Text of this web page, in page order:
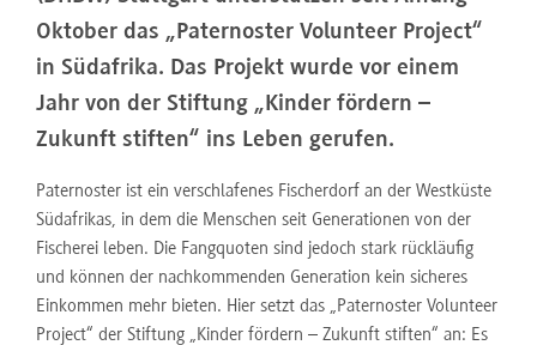
Oktober das „Paternoster Volunteer Project“
in Südafrika. Das Projekt wurde vor einem
Jahr von der Stiftung „Kinder fördern –
Zukunft stiften“ ins Leben gerufen.
Paternoster ist ein verschlafenes Fischerdorf an der Westküste
Südafrikas, in dem die Menschen seit Generationen von der
Fischerei leben. Die Fangquoten sind jedoch stark rückläufig
und können der nachkommenden Generation kein sicheres
Einkommen mehr bieten. Hier setzt das „Paternoster Volunteer
Project“ der Stiftung „Kinder fördern – Zukunft stiften“ an: Es